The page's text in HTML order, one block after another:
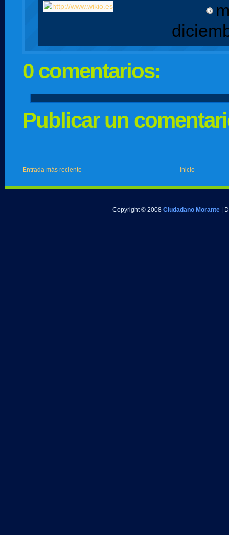
0 comentarios:
Publicar un
Entrada más reciente Inicio
Copyright © 2008 Ciudadano Morante |